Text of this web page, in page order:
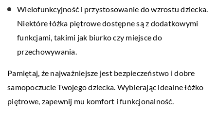
Wielofunkcyjność i przystosowanie do wzrostu dziecka.
Niektóre łóżka piętrowe dostępne są z dodatkowymi
funkcjami, takimi jak biurko czy miejsce do
przechowywania.
Pamiętaj, że najważniejsze jest bezpieczeństwo i dobre
samopoczucie Twojego dziecka. Wybierając idealne łóżko
piętrowe, zapewnij mu komfort i funkcjonalność.